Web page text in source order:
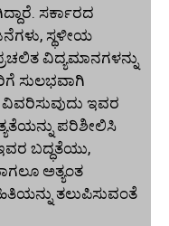
ಸರ್ಕಾರದ
ಸ್ಥಳೀಯ
ವಿದ್ಯಮಾನಗಳನ್ನು
ಸುಲಭವಾಗಿ
ಇವರ
ಪರಿಶೀಲಿಸಿ
ಬದ್ಧತೆಯು,
ಅತ್ಯಂತ
ತಲುಪಿಸುವಂತೆ